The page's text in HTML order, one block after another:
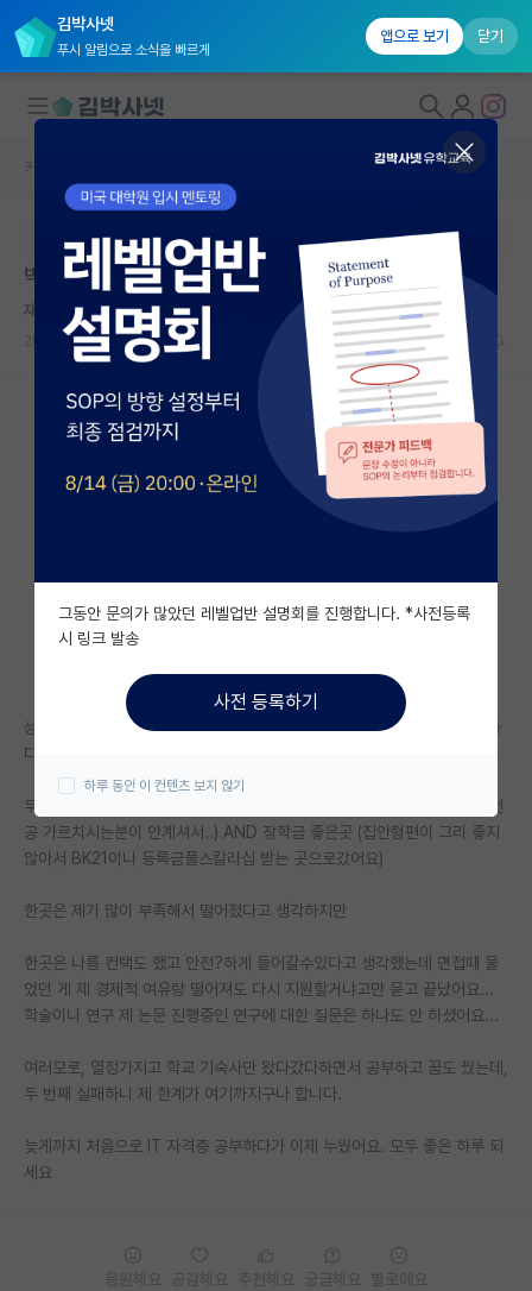
김박사넷
푸시 알림으로 소식을 빠르게
앱으로 보기 닫기
대학원생 모집
국내대학원 정보
연구실&오픈랩
커뮤니티
커뮤니티 홈
전체글보기
베스트 게시판
자유 게시판(아무개랩)
미국 유학 게시판
미국 대학원 합격 후기 게시판
대학원생 모집 게시판
연구실(PI) 홍보 게시판
석박사 채용 정보 게시판
임용 정보 게시판
학부 인턴 게시판
취업 게시판
임용 후기 게시판
PI 전용 게시판
인문사회 계열 게시판
커뮤니티 홈
본문이 수정되지 않는 박제글입니다.
박사 2트 떨어지고, 늦게 취업 준비합니다..
재치있는 한강
2026.06.07 1 594
성대 사회과학 석사하고 1년동안 조교하면서 박사 준비했는데 지원한 곳 둘
다 불합이어서 이제 포기 합니다.
두군데 다 지원사유가 관심분야 연구가 잘 됐고 (우리대학이 제 분야 세부전
공 가르치시는분이 안계셔서..) AND 장학금 좋은곳 (집안형편이 그리 좋지
않아서 BK21이나 등록금풀스칼라십 받는 곳으로갔어요)
한곳은 제가 많이 부족해서 떨어졌다고 생각하지만
한곳은 나름 컨택도 했고 안전?하게 들어갈수있다고 생각했는데 면접때 물
었던 게 제 경제적 여유랑 떨어져도 다시 지원할거냐고만 묻고 끝났어요...
학술이나 연구 제 논문 진행중인 연구에 대한 질문은 하나도 안 하셨어요...
여러모로, 열정가지고 학교 기숙사만 왔다갔다하면서 공부하고 꿈도 꿨는데,
두 번째 실패하니 제 한계가 여기까지구나 합니다.
늦게까지 처음으로 IT 자격증 공부하다가 이제 누웠어요. 모두 좋은 하루 되
세요
그동안 문의가 많았던 레벨업반 설명회를 진행합니다. *사전등록
시 링크 발송
사전 등록하기
하루 동안 이 컨텐츠 보지 않기